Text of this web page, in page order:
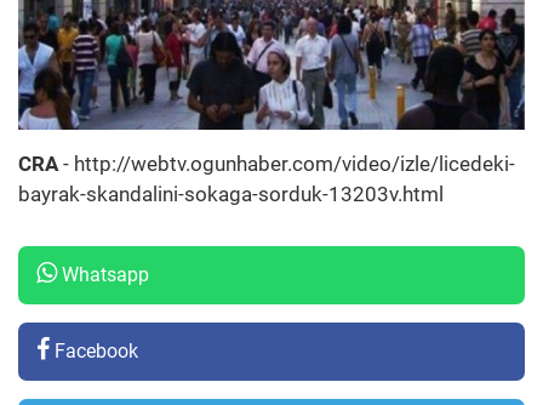
CRA - http://webtv.ogunhaber.com/video/izle/licedeki-
bayrak-skandalini-sokaga-sorduk-13203v.html
Whatsapp
Facebook